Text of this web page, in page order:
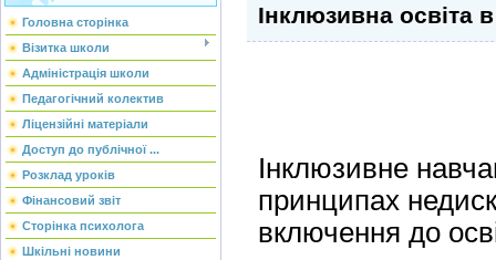
Головна сторінка
Візитка школи
Адміністрація школи
Педагогічний колектив
Ліцензійні матеріали
Доступ до публічної ...
Розклад уроків
Фінансовий звіт
Сторінка психолога
Шкільні новини
Інклюзивна освіта в
Інклюзивне
принципах
включення до